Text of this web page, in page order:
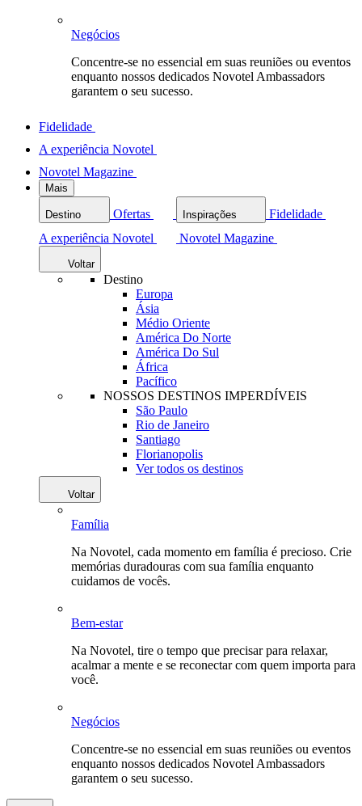
Negócios
Concentre-se no essencial em suas reuniões ou eventos
enquanto nossos dedicados Novotel Ambassadors
garantem o seu sucesso.
Fidelidade
A experiência Novotel
Novotel Magazine
Mais
Destino Ofertas Inspirações
Fidelidade
A experiência Novotel
Novotel Magazine
Voltar
Destino
Europa
Ásia
Médio Oriente
América Do Norte
América Do Sul
África
Pacífico
NOSSOS DESTINOS IMPERDÍVEIS
São Paulo
Rio de Janeiro
Santiago
Florianopolis
Ver todos os destinos
Voltar
Família
Na Novotel, cada momento em família é precioso. Crie
memórias duradouras com sua família enquanto
cuidamos de vocês.
Bem-estar
Na Novotel, tire o tempo que precisar para relaxar,
acalmar a mente e se reconectar com quem importa para
você.
Negócios
Concentre-se no essencial em suas reuniões ou eventos
enquanto nossos dedicados Novotel Ambassadors
garantem o seu sucesso.